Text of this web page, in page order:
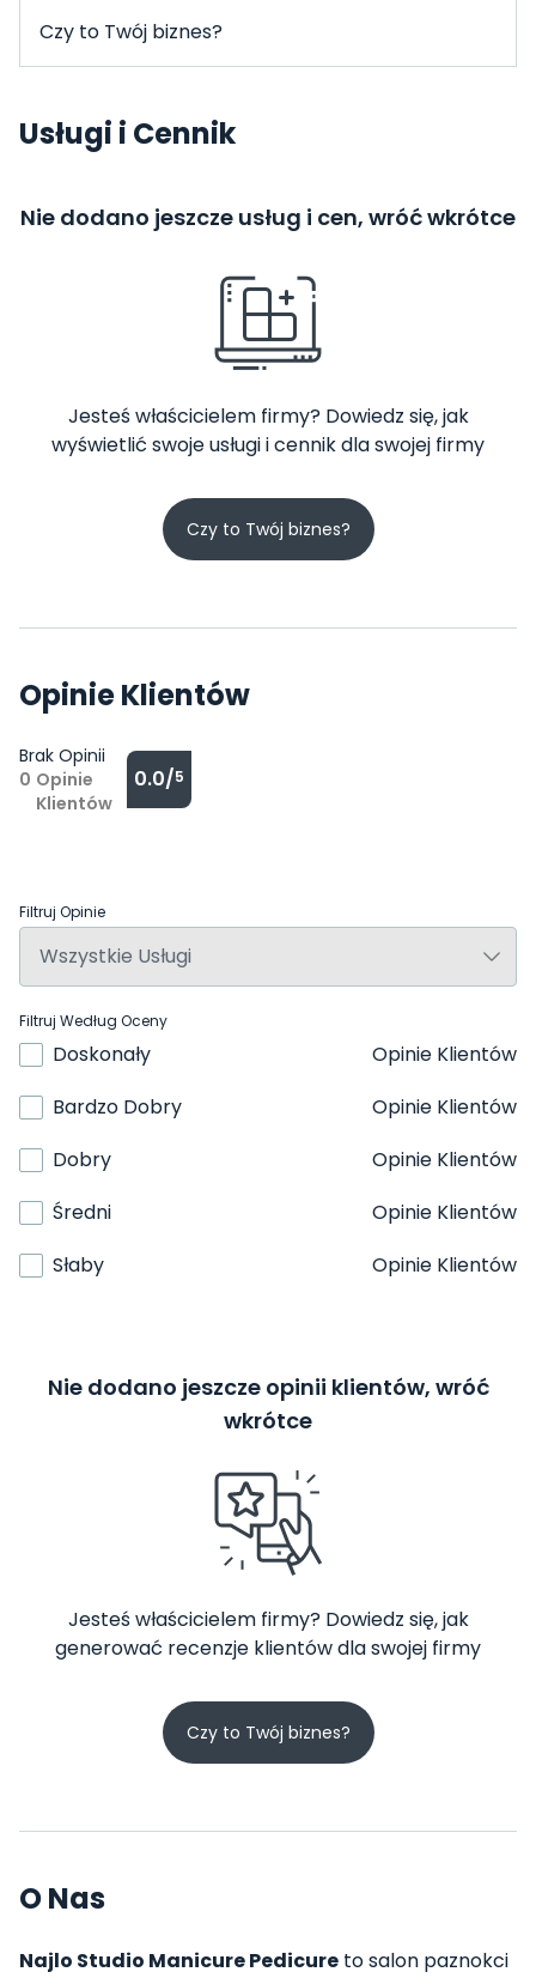
Czy to Twój biznes?
Usługi i Cennik
Nie dodano jeszcze usług i cen, wróć wkrótce
Jesteś właścicielem firmy? Dowiedz się, jak
wyświetlić swoje usługi i cennik dla swojej firmy
Czy to Twój biznes?
Opinie Klientów
Brak Opinii
0 Opinie
Klientów
0.0/5
Filtruj Opinie
Filtruj Według Oceny
Doskonały
Opinie Klientów
Bardzo Dobry
Opinie Klientów
Dobry
Opinie Klientów
Średni
Opinie Klientów
Słaby
Opinie Klientów
Nie dodano jeszcze opinii klientów, wróć
wkrótce
Jesteś właścicielem firmy? Dowiedz się, jak
generować recenzje klientów dla swojej firmy
Czy to Twój biznes?
O Nas
Najlo Studio Manicure Pedicure to salon paznokci